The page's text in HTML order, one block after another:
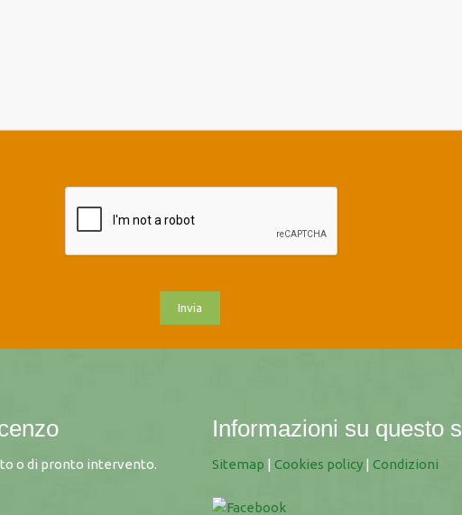
o di pronto intervento.
Informazioni su questo
Sitemap | Cookies policy | Condizioni